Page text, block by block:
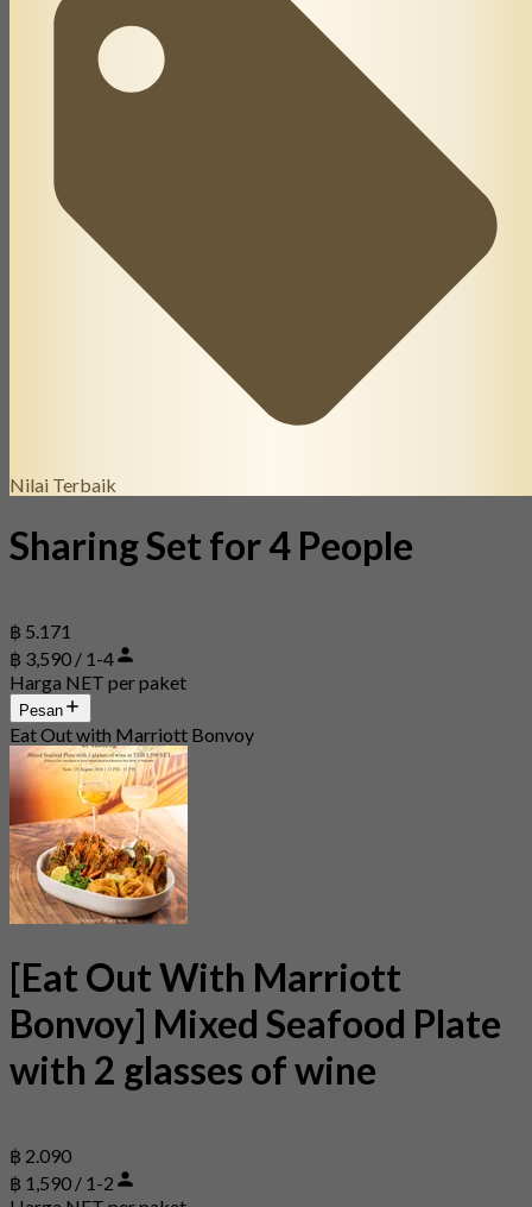
Nilai Terbaik
Sharing Set for 4 People
฿ 5.171
฿ 3,590 / 1-4
Harga NET per paket
Pesan
Eat Out with Marriott Bonvoy
[Eat Out With Marriott
Bonvoy] Mixed Seafood Plate
with 2 glasses of wine
฿ 2.090
฿ 1,590 / 1-2